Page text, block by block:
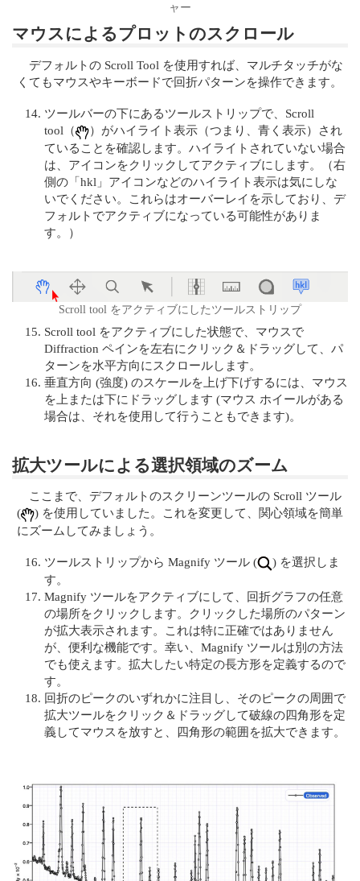
ャー
マウスによるプロットのスクロール
デフォルトの Scroll Tool を使用すれば、マルチタッチがな
くてもマウスやキーボードで回折パターンを操作できます。
ツールバーの下にあるツールストリップで、Scroll
tool（
）がハイライト表示（つまり、青く表示）され
ていることを確認します。ハイライトされていない場合
は、アイコンをクリックしてアクティブにします。（右
側の「hkl」アイコンなどのハイライト表示は気にしな
いでください。これらはオーバーレイを示しており、デ
フォルトでアクティブになっている可能性がありま
す。）
Scroll tool をアクティブにしたツールストリップ
Scroll tool をアクティブにした状態で、マウスで
Diffraction ペインを左右にクリック＆ドラッグして、パ
ターンを水平方向にスクロールします。
垂直方向 (強度) のスケールを上げ下げするには、マウス
を上または下にドラッグします (マウス ホイールがある
場合は、それを使用して行うこともできます)。
拡大ツールによる選択領域のズーム
ここまで、デフォルトのスクリーンツールの Scroll ツール
(
) を使用していました。これを変更して、関心領域を簡単
にズームしてみましょう。
ツールストリップから Magnify ツール (
) を選択しま
す。
Magnify ツールをアクティブにして、回折グラフの任意
の場所をクリックします。クリックした場所のパターン
が拡大表示されます。これは特に正確ではありません
が、便利な機能です。幸い、Magnify ツールは別の方法
でも使えます。拡大したい特定の長方形を定義するので
す。
回折のピークのいずれかに注目し、そのピークの周囲で
拡大ツールをクリック＆ドラッグして破線の四角形を定
義してマウスを放すと、四角形の範囲を拡大できます。